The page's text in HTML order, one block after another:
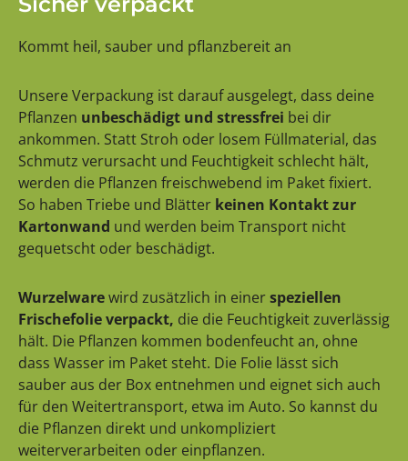
Kommt heil, sauber und pflanzbereit an
Unsere Verpackung ist darauf ausgelegt, dass deine
Pflanzen unbeschädigt und stressfrei bei dir
ankommen. Statt Stroh oder losem Füllmaterial, das
Schmutz verursacht und Feuchtigkeit schlecht hält,
werden die Pflanzen freischwebend im Paket fixiert.
So haben Triebe und Blätter keinen Kontakt zur
Kartonwand und werden beim Transport nicht
gequetscht oder beschädigt.
Wurzelwarewird zusätzlich in einerspeziellen
Frischefolie verpackt, die die Feuchtigkeit zuverlässig
hält. Die Pflanzen kommen bodenfeucht an, ohne
dass Wasser im Paket steht. Die Folie lässt sich
sauber aus der Box entnehmen und eignet sich auch
für den Weitertransport, etwa im Auto. So kannst du
die Pflanzen direkt und unkompliziert
weiterverarbeiten oder einpflanzen.